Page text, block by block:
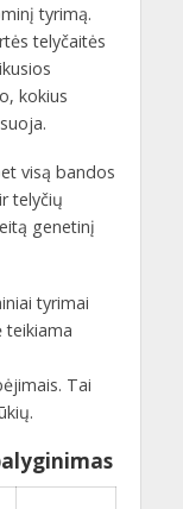
tyrimą.
telyčaitės
kokius
visą bandos
telyčių
genetinį
tyrimai
teikiama
Tai